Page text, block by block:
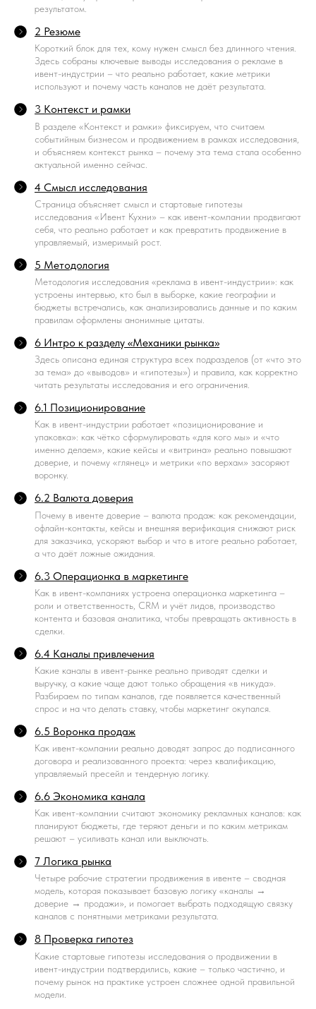
результатом.
2 Резюме
Короткий блок для тех, кому нужен смысл без длинного чтения.
Здесь собраны ключевые выводы исследования о рекламе в
ивент-индустрии – что реально работает, какие метрики
используют и почему часть каналов не даёт результата.
3 Контекст и рамки
В разделе «Контекст и рамки» фиксируем, что считаем
событийным бизнесом и продвижением в рамках исследования,
и объясняем контекст рынка – почему эта тема стала особенно
актуальной именно сейчас.
4 Смысл исследования
Страница объясняет смысл и стартовые гипотезы
исследования «Ивент Кухни» – как ивент-компании продвигают
себя, что реально работает и как превратить продвижение в
управляемый, измеримый рост.
5 Методология
Методология исследования «реклама в ивент-индустрии»: как
устроены интервью, кто был в выборке, какие географии и
бюджеты встречались, как анализировались данные и по каким
правилам оформлены анонимные цитаты.
6 Интро к разделу «Механики рынка»
Здесь описана единая структура всех подразделов (от «что это
за тема» до «выводов» и «гипотезы») и правила, как корректно
читать результаты исследования и его ограничения.
6.1 Позиционирование
Как в ивент-индустрии работает «позиционирование и
упаковка»: как чётко сформулировать «для кого мы» и «что
именно делаем», какие кейсы и «витрина» реально повышают
доверие, и почему «глянец» и метрики «по верхам» засоряют
воронку.
6.2 Валюта доверия
Почему в ивенте доверие – валюта продаж: как рекомендации,
офлайн-контакты, кейсы и внешняя верификация снижают риск
для заказчика, ускоряют выбор и что в итоге реально работает,
а что даёт ложные ожидания.
6.3 Операционка в маркетинге
Как в ивент-компаниях устроена операционка маркетинга –
роли и ответственность, CRM и учёт лидов, производство
контента и базовая аналитика, чтобы превращать активность в
сделки.
6.4 Каналы привлечения
Какие каналы в ивент-рынке реально приводят сделки и
выручку, а какие чаще дают только обращения «в никуда».
Разбираем по типам каналов, где появляется качественный
спрос и на что делать ставку, чтобы маркетинг окупался.
6.5 Воронка продаж
Как ивент-компании реально доводят запрос до подписанного
договора и реализованного проекта: через квалификацию,
управляемый пресейл и тендерную логику.
6.6 Экономика канала
Как ивент-компании считают экономику рекламных каналов: как
планируют бюджеты, где теряют деньги и по каким метрикам
решают – усиливать канал или выключать.
7 Логика рынка
Четыре рабочие стратегии продвижения в ивенте – сводная
модель, которая показывает базовую логику «каналы →
доверие → продажи», и помогает выбрать подходящую связку
каналов с понятными метриками результата.
8 Проверка гипотез
Какие стартовые гипотезы исследования о продвижении в
ивент-индустрии подтвердились, какие – только частично, и
почему рынок на практике устроен сложнее одной правильной
модели.